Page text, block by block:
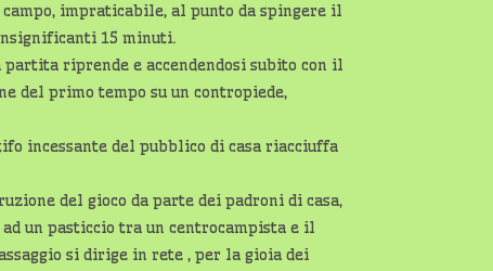
impraticabile, al punto da spingere il
15 minuti.
riprende e accendendosi subito con il
del primo tempo su un contropiede,
incessante del pubblico di casa riacciuffa
del gioco da parte dei padroni di casa,
un pasticcio tra un centrocampista e il
si dirige in rete , per la gioia dei